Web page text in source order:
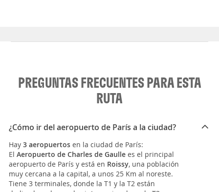
PREGUNTAS FRECUENTES PARA ESTA
RUTA
¿Cómo ir del aeropuerto de París a la ciudad?
Hay 3 aeropuertos en la ciudad de París:
El Aeropuerto de Charles de Gaulle es el principal
aeropuerto de París y está en Roissy, una población
muy cercana a la capital, a unos 25 Km al noreste.
Tiene 3 terminales, donde la T1 y la T2 están